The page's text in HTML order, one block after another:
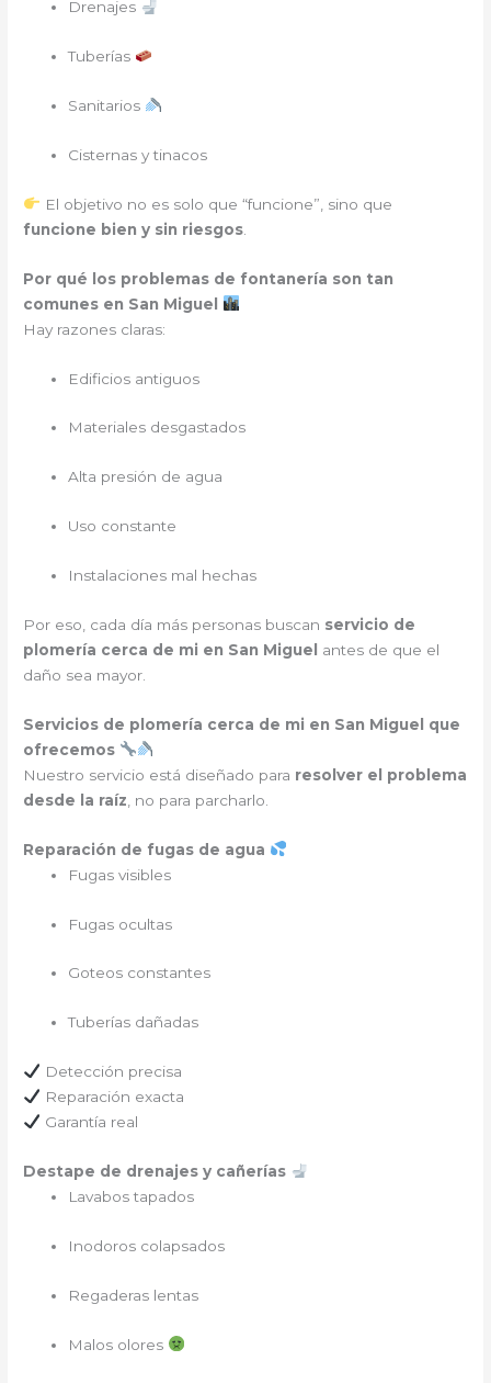
Drenajes
Tuberías
Sanitarios
Cisternas y tinacos
El objetivo no es solo que “funcione”, sino que
funcione bien y sin riesgos
Por qué los problemas de fontanería son tan
comunes en San Miguel
Hay razones claras:
Edificios antiguos
Materiales desgastados
Alta presión de agua
Uso constante
Instalaciones mal hechas
Por eso, cada día más personas buscan servicio de
plomería cerca de mi en San Miguel
antes de que el
daño sea mayor.
Servicios de plomería cerca de mi en San Miguel que
ofrecemos
Nuestro servicio está diseñado para resolver el problema
desde la raíz , no para parcharlo.
Reparación de fugas de agua
Fugas visibles
Fugas ocultas
Goteos constantes
Tuberías dañadas
Detección precisa
Reparación exacta
Garantía real
Destape de drenajes y cañerías
Lavabos tapados
Inodoros colapsados
Regaderas lentas
Malos olores